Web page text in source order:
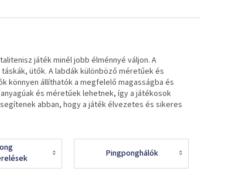
játék minél jobb élménnyé váljon. A
ütők. A labdák különböző méretűek és
könnyen állíthatók a megfelelő magasságba és
és méretűek lehetnek, így a játékosok
abban, hogy a játék élvezetes és sikeres
Pingponghálók